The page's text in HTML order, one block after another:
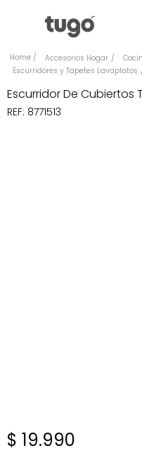
Accesorios Hogar
Escurridores y Tapetes Lavaplatos
Escurridor De Cubiertos
REF: 8771513
$ 19.990
Comedor
Silla